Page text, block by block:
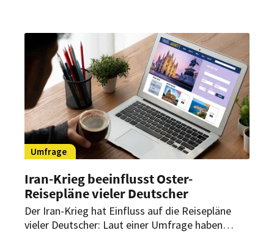
Deutschland.
Umfrage
Iran-Krieg beeinflusst Oster-
Reisepläne vieler Deutscher
Der Iran-Krieg hat Einfluss auf die Reisepläne
vieler Deutscher: Laut einer Umfrage haben